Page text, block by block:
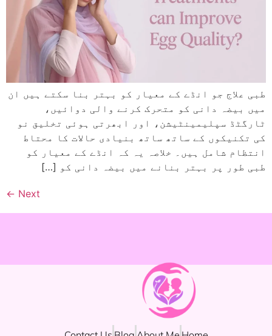
طبی علاج جو انڈے کے معیار کو بہتر بنا سکتے ہیں ان
میں بیضہ دانی کو متحرک کرنے والی دوائیں،
ٹارگٹڈ سپلیمینٹیشن، اور ابھرتی ہوئی تخلیق نو
کی تکنیکوں کے ساتھ ساتھ بنیادی حالات کا محتاط
انتظام شامل ہیں۔ خلاصہ یہ کہ انڈے کے معیار کو
طبی طور پر بہتر بنانے میں بیضہ دانی کو […]
Next
←